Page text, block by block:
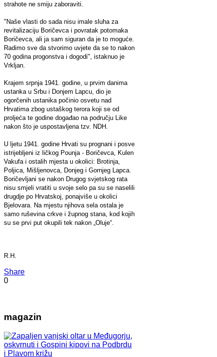
strahote ne smiju zaboraviti.
"Naše vlasti do sada nisu imale sluha za
revitalizaciju Boričevca i povratak potomaka
Boričevca, ali ja sam siguran da je to moguće.
Radimo sve da stvorimo uvjete da se to nakon
70 godina progonstva i dogodi", istaknuo je
Vrkljan.
Krajem srpnja 1941. godine, u prvim danima
ustanka u Srbu i Donjem Lapcu, dio je
ogorčenih ustanika počinio osvetu nad
Hrvatima zbog ustaškog terora koji se od
proljeća te godine događao na području Like
nakon što je uspostavljena tzv. NDH.
U ljetu 1941. godine Hrvati su prognani i posve
istrijebljeni iz ličkog Pounja - Boričevca, Kulen
Vakufa i ostalih mjesta u okolici: Brotinja,
Poljica, Mišljenovca, Donjeg i Gornjeg Lapca.
Boričevljani se nakon Drugog svjetskog rata
nisu smjeli vratiti u svoje selo pa su se naselili
drugdje po Hrvatskoj, ponajviše u okolici
Bjelovara. Na mjestu njihova sela ostala je
samo ruševina crkve i župnog stana, kod kojih
su se prvi put okupili tek nakon „Oluje“.
R.H.
Share
0
magazin